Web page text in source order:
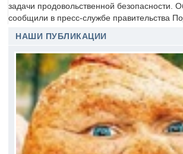
задачи продовольственной безопасности.
сообщили в пресс-службе правительства
НАШИ ПУБЛИКАЦИИ